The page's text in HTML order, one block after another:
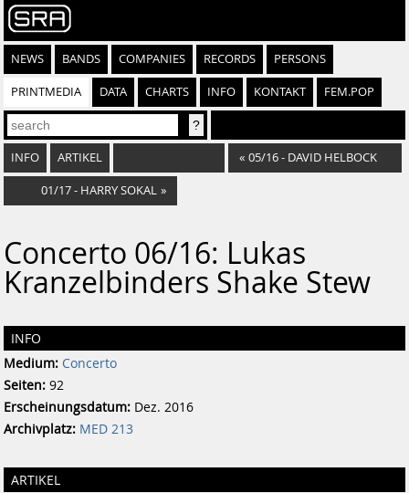
NEWS BANDS COMPANIES RECORDS PERSONS
PRINTMEDIA DATA CHARTS INFO KONTAKT FEM.POP
INFO ARTIKEL « 05/16 - DAVID HELBOCK
01/17 - HARRY SOKAL »
Concerto 06/16: Lukas
Kranzelbinders Shake Stew
INFO
Medium: Concerto
Seiten: 92
Erscheinungsdatum: Dez. 2016
Archivplatz: MED 213
ARTIKEL